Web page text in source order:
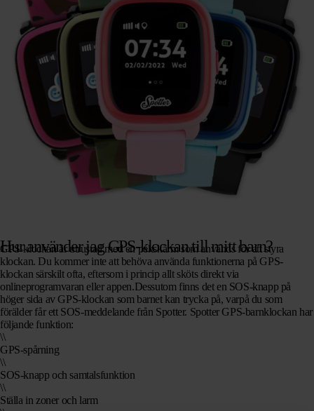
Hur använder jag GPS-klockan till mitt barn?
GPS-klockan är utrustad med en pekskärm som används för att styra
klockan. Du kommer inte att behöva använda funktionerna på GPS-
klockan särskilt ofta, eftersom i princip allt sköts direkt via
onlineprogramvaran eller appen.Dessutom finns det en SOS-knapp på
höger sida av GPS-klockan som barnet kan trycka på, varpå du som
förälder får ett SOS-meddelande från Spotter. Spotter GPS-barnklockan har
följande funktion:
\\
GPS-spårning
\\
SOS-knapp och samtalsfunktion
\\
Ställa in zoner och larm